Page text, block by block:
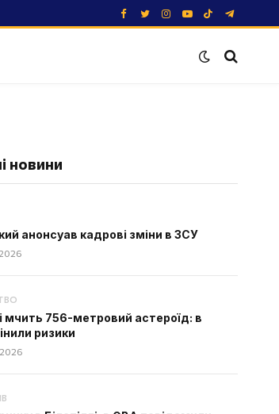
Facebook
TwitterInstagram
YouTube
TikTokTelegram
новини
анонсуав кадрові зміни в ЗСУ
мчить 756-метровий астероїд: в
ризики